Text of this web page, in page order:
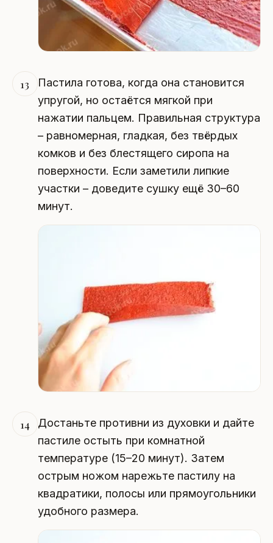
13
Пастила готова, когда она становится
упругой, но остаётся мягкой при
нажатии пальцем. Правильная структура
– равномерная, гладкая, без твёрдых
комков и без блестящего сиропа на
поверхности. Если заметили липкие
участки – доведите сушку ещё 30–60
минут.
14
Достаньте противни из духовки и дайте
пастиле остыть при комнатной
температуре (15–20 минут). Затем
острым ножом нарежьте пастилу на
квадратики, полосы или прямоугольники
удобного размера.